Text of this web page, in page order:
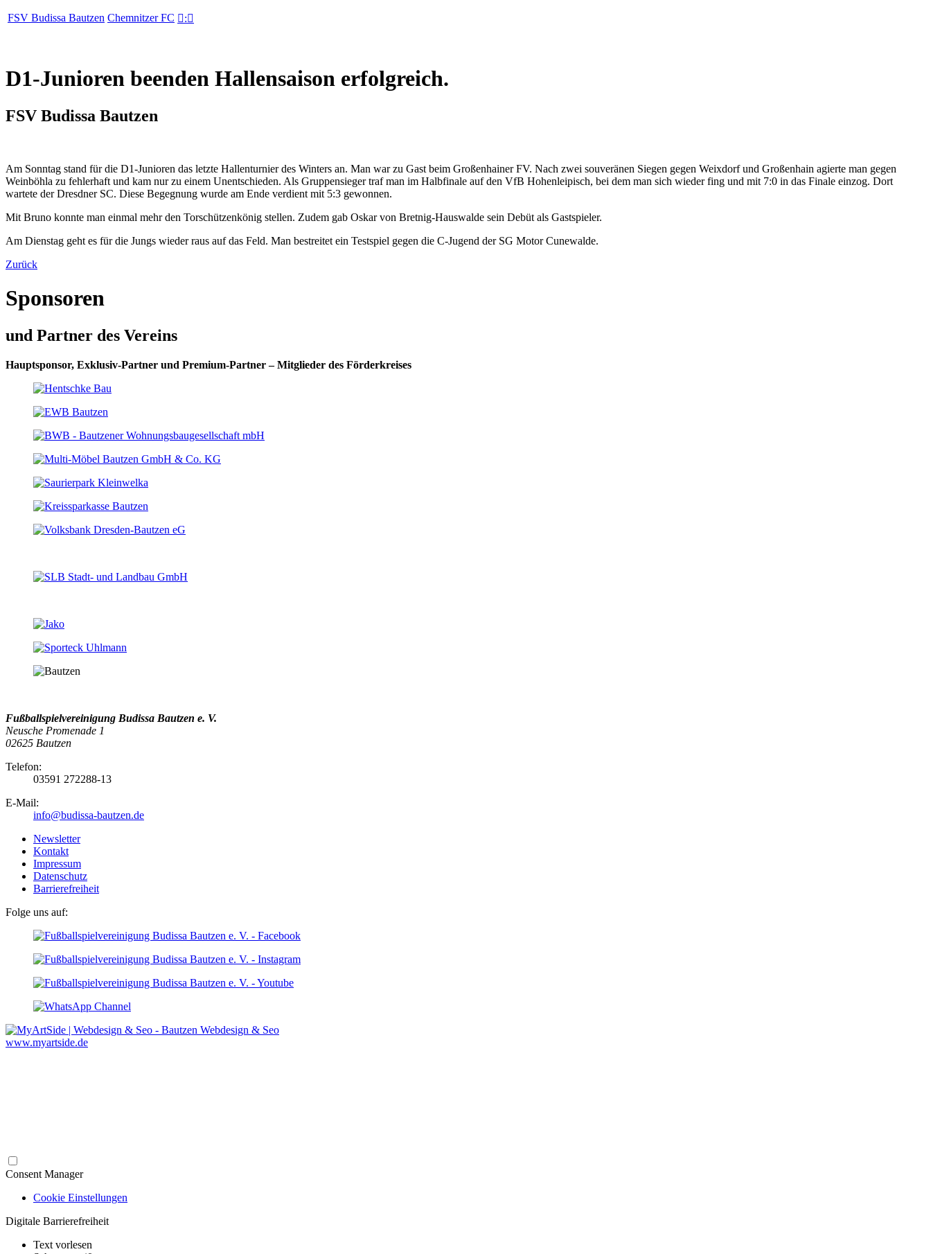
FSV Budissa Bautzen Chemnitzer FC :
D1-Junioren beenden Hallensaison erfolgreich.
FSV Budissa Bautzen
Am Sonntag stand für die D1-Junioren das letzte Hallenturnier des Winters an. Man war zu Gast beim Großenhainer FV. Nach zwei souveränen Siegen gegen Weixdorf und Großenhain agierte man gegen
Weinböhla zu fehlerhaft und kam nur zu einem Unentschieden. Als Gruppensieger traf man im Halbfinale auf den VfB Hohenleipisch, bei dem man sich wieder fing und mit 7:0 in das Finale einzog. Dort
wartete der Dresdner SC. Diese Begegnung wurde am Ende verdient mit 5:3 gewonnen.
Mit Bruno konnte man einmal mehr den Torschützenkönig stellen. Zudem gab Oskar von Bretnig-Hauswalde sein Debüt als Gastspieler.
Am Dienstag geht es für die Jungs wieder raus auf das Feld. Man bestreitet ein Testspiel gegen die C-Jugend der SG Motor Cunewalde.
Zurück
Sponsoren
und Partner des Vereins
Hauptsponsor, Exklusiv-Partner und Premium-Partner – Mitglieder des Förderkreises
Fußballspielvereinigung Budissa Bautzen e. V.
Neusche Promenade 1
02625 Bautzen
Telefon:
03591 272288-13
E-Mail:
info@budissa-bautzen.de
Newsletter
Kontakt
Impressum
Datenschutz
Barrierefreiheit
Folge uns auf:
Webdesign & Seo
www.myartside.de
Consent Manager
Cookie Einstellungen
Digitale Barrierefreiheit
Text vorlesen